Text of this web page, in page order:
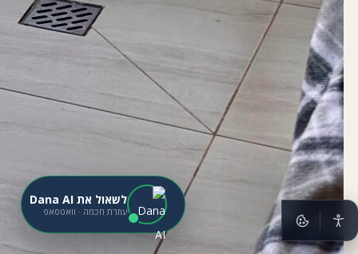
לשאול את Dana AI
עוזרת חכמה · וואטסאפ